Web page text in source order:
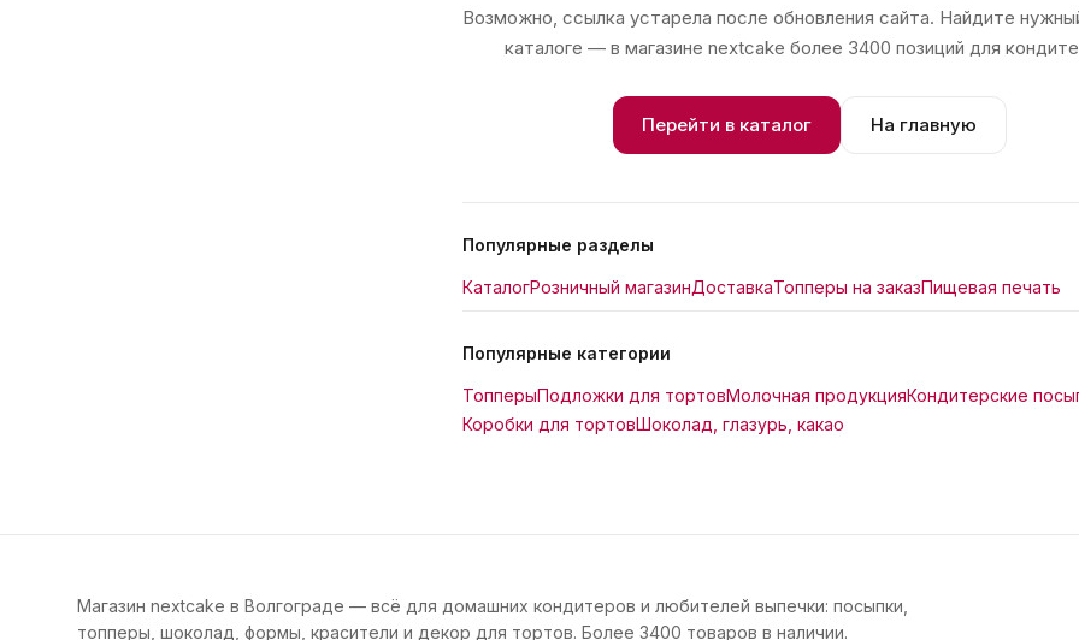
Возможно, ссылка устарела после обновления сайта. Найдите
каталоге — в магазине nextcake более 3400 позиций для
Перейти в каталог На главную
Популярные разделы
КаталогРозничный магазинДоставкаТопперы на заказПищевая печать
Популярные категории
ТопперыПодложки для тортовМолочная продукцияКондитерские
Коробки для тортовШоколад, глазурь, какао
Магазин nextcake в Волгограде — всё для домашних кондитеров и любителей выпечки: посыпки,
топперы, шоколад, формы, красители и декор для тортов. Более 3400 товаров в наличии.